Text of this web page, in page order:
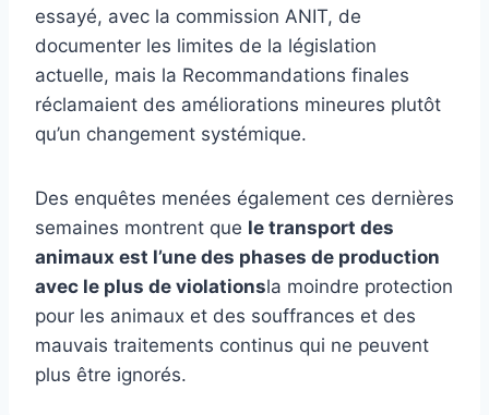
essayé, avec la commission ANIT, de
documenter les limites de la législation
actuelle, mais la Recommandations finales
réclamaient des améliorations mineures plutôt
qu’un changement systémique.
Des enquêtes menées également ces dernières
semaines montrent que le transport des
animaux est l’une des phases de production
avec le plus de violationsla moindre protection
pour les animaux et des souffrances et des
mauvais traitements continus qui ne peuvent
plus être ignorés.